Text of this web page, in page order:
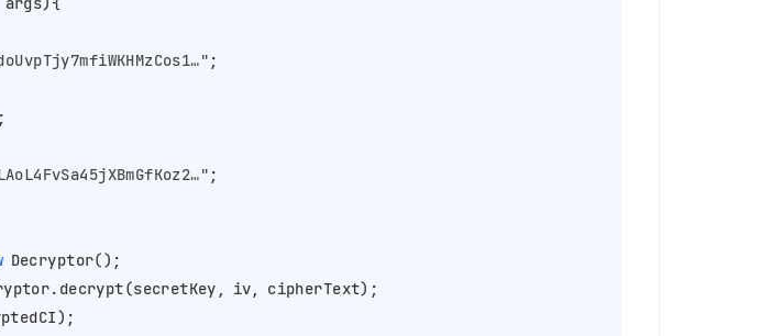
;
;
;
Decryptor();
iv, cipherText);